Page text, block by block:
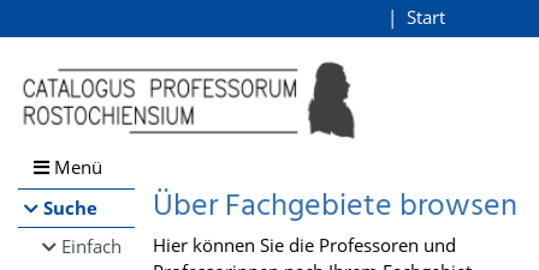
Browsen
direkt zum Inhalt
Start
Menü
Suche
Einfach
Über Fachgebiete browsen
Hier können Sie die Professoren und